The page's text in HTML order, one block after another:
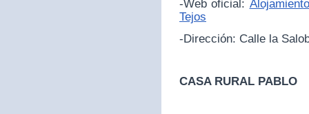
-Web oficial:
Tejos
-Dirección: Calle la
CASA RURAL PABLO